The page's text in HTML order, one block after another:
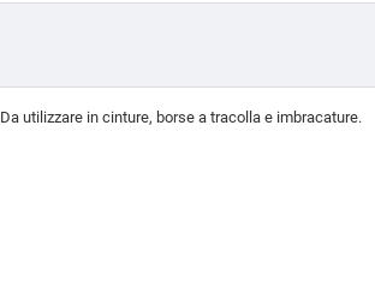
utilizzare in cinture, borse a tracolla e imbracature.